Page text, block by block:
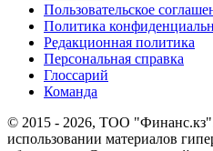
Пользовательское
Политика
Редакционная политика
Персональная справка
Глоссарий
Команда
© 2015 - 2026, ТОО
использовании материалов